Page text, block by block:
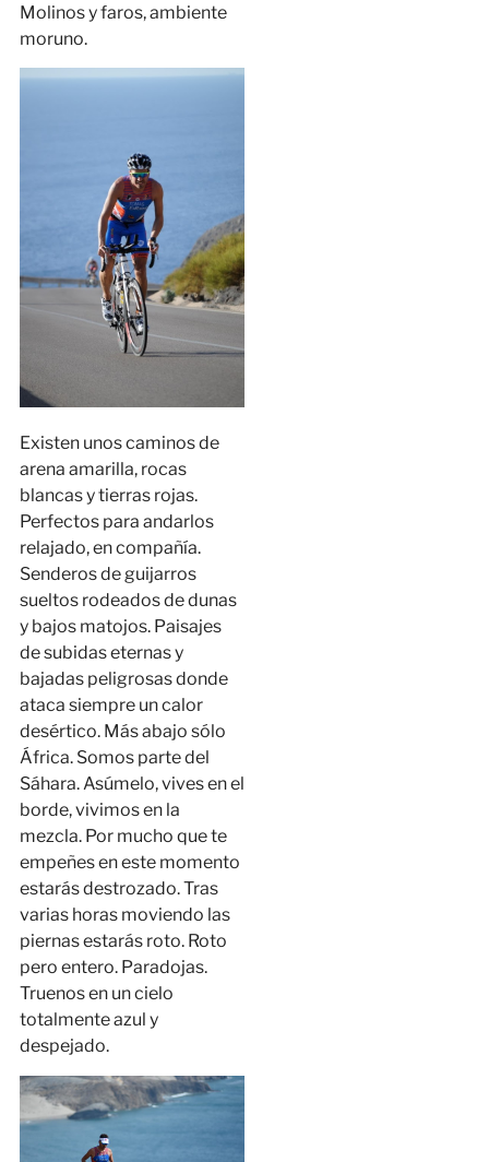
Molinos y faros, ambiente
moruno.
Existen unos caminos de
arena amarilla, rocas
blancas y tierras rojas.
Perfectos para andarlos
relajado, en compañía.
Senderos de guijarros
sueltos rodeados de dunas
y bajos matojos. Paisajes
de subidas eternas y
bajadas peligrosas donde
ataca siempre un calor
desértico. Más abajo sólo
África. Somos parte del
Sáhara. Asúmelo, vives en el
borde, vivimos en la
mezcla. Por mucho que te
empeñes en este momento
estarás destrozado. Tras
varias horas moviendo las
piernas estarás roto. Roto
pero entero. Paradojas.
Truenos en un cielo
totalmente azul y
despejado.